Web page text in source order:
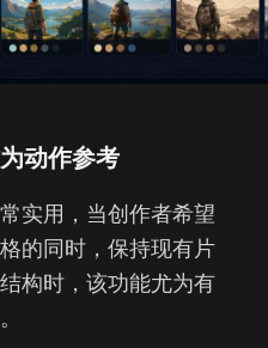
动作参考
实用，当创作者希望
的同时，保持现有片
构时，该功能尤为有